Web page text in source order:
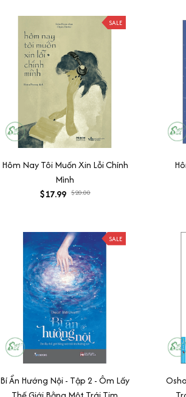
SALE
Hôm Nay Tôi Muốn Xin Lỗi Chính
Mình
$17.99 $20.00
SALE
Bí Ẩn Hướng Nội - Tập 2 - Ôm Lấy